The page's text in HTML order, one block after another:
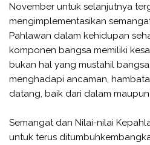
November untuk selanjutnya
mengimplementasikan
Pahlawan dalam kehidupan
komponen bangsa memiliki
bukan hal yang mustahil
menghadapi ancaman,
datang, baik dari dalam
Semangat dan Nilai-nilai
untuk terus